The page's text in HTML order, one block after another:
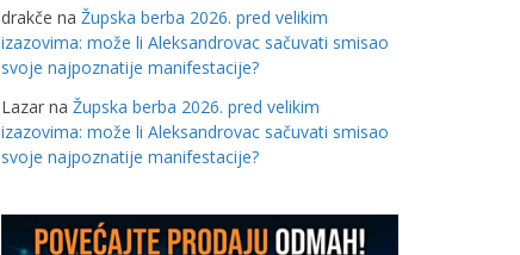
drakče na Župska berba 2026. pred velikim
izazovima: može li Aleksandrovac sačuvati smisao
svoje najpoznatije manifestacije?
Lazar na Župska berba 2026. pred velikim
izazovima: može li Aleksandrovac sačuvati smisao
svoje najpoznatije manifestacije?